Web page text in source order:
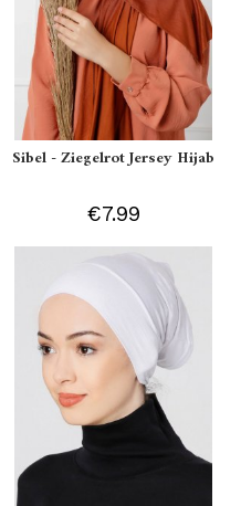
Sibel - Ziegelrot Jersey Hijab
€7.99